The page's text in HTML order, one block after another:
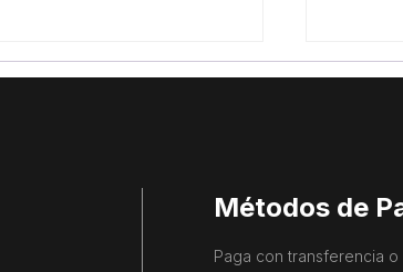
Métodos de
Paga con transferencia